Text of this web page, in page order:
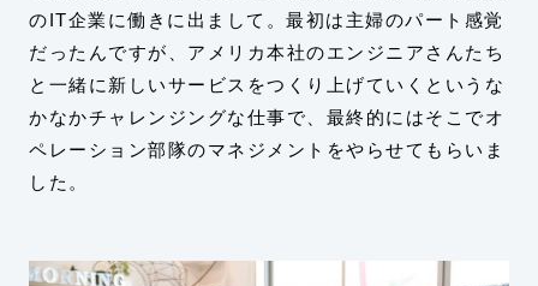
のIT企業に働きに出まして。最初は主婦のパート感覚
だったんですが、アメリカ本社のエンジニアさんたち
と一緒に新しいサービスをつくり上げていくというな
かなかチャレンジングな仕事で、最終的にはそこでオ
ペレーション部隊のマネジメントをやらせてもらいま
した。